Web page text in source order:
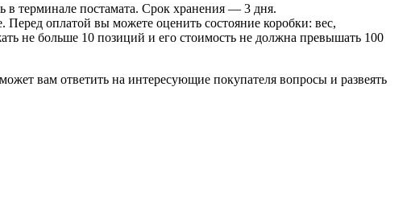
в терминале постамата. Срок хранения — 3 дня.
Перед оплатой вы можете оценить состояние коробки: вес,
не больше 10 позиций и его стоимость не должна превышать 100
вам ответить на интересующие покупателя вопросы и развеять